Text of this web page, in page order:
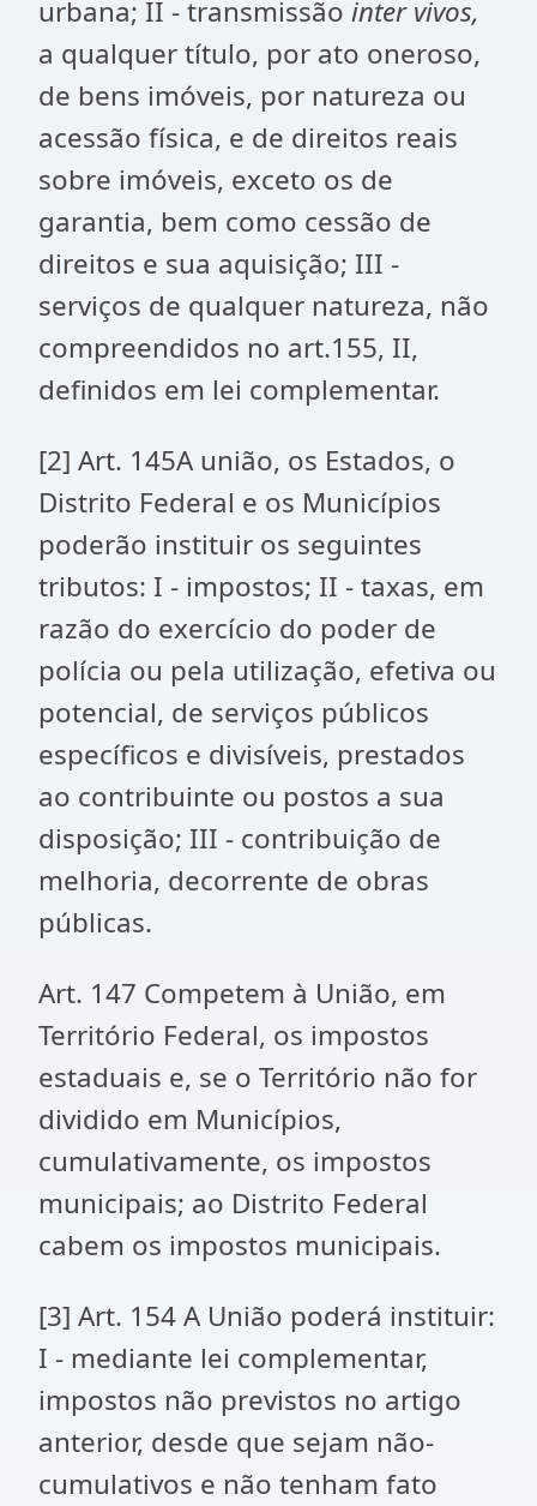
urbana; II - transmissão inter vivos,
a qualquer título, por ato oneroso,
de bens imóveis, por natureza ou
acessão física, e de direitos reais
sobre imóveis, exceto os de
garantia, bem como cessão de
direitos e sua aquisição; III -
serviços de qualquer natureza, não
compreendidos no art.155, II,
definidos em lei complementar.
[2] Art. 145A união, os Estados, o
Distrito Federal e os Municípios
poderão instituir os seguintes
tributos: I - impostos; II - taxas, em
razão do exercício do poder de
polícia ou pela utilização, efetiva ou
potencial, de serviços públicos
específicos e divisíveis, prestados
ao contribuinte ou postos a sua
disposição; III - contribuição de
melhoria, decorrente de obras
públicas.
Art. 147 Competem à União, em
Território Federal, os impostos
estaduais e, se o Território não for
dividido em Municípios,
cumulativamente, os impostos
municipais; ao Distrito Federal
cabem os impostos municipais.
[3] Art. 154 A União poderá instituir:
I - mediante lei complementar,
impostos não previstos no artigo
anterior, desde que sejam não-
cumulativos e não tenham fato